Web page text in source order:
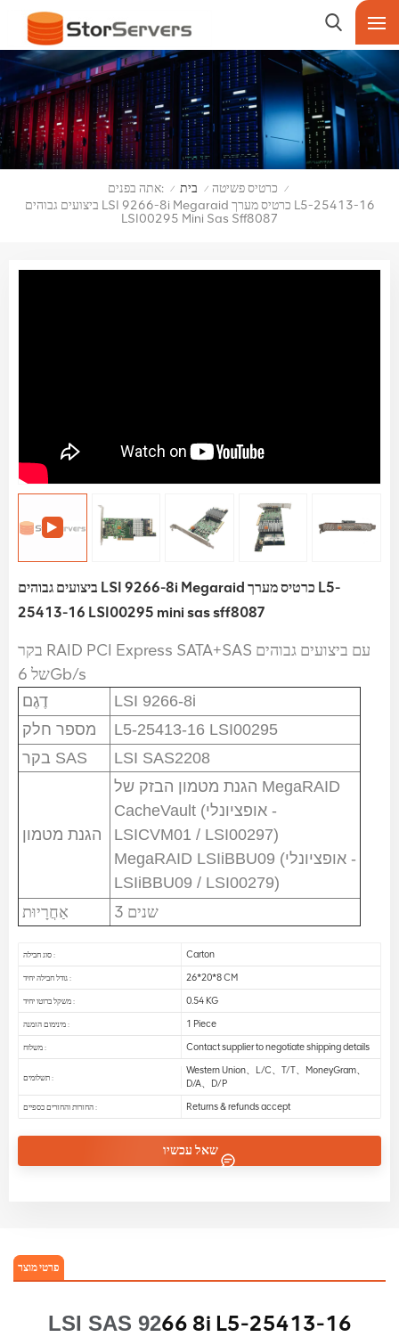
אתה בפנים: / בית / כרטיס פשיטה /
ביצועים גבוהים LSI 9266-8i Megaraid כרטיס מערך L5-25413-16
LSI00295 Mini Sas Sff8087
ביצועים גבוהים LSI 9266-8i Megaraid כרטיס מערך L5-
25413-16 LSI00295 mini sas sff8087
בקר RAID PCI Express SATA+SAS עם ביצועים גבוהים
של 6Gb/s
דֶגֶם
LSI 9266-8i
מספר חלק
L5-25413-16 LSI00295
בקר SAS
LSI SAS2208
הגנת מטמון
הגנת מטמון הבזק של MegaRAID
CacheVault (אופציונלי -
LSICVM01 / LSI00297)
MegaRAID LSIiBBU09 (אופציונלי -
LSIiBBU09 / LSI00279)
אַחֲרָיוּת 3 שנים
סוג חבילה : Carton
גודל חבילה יחיד : 26*20*8 CM
משקל ברוטו יחיד : 0.54 KG
מינימום הזמנה : 1 Piece
משלוח : Contact supplier to negotiate shipping details
תשלומים :
Western Union、L/C、T/T、MoneyGram、
D/A、D/P
החזרות והחזרים כספיים : Returns & refunds accept
שאל עכשיו
פרטי מוצר
LSI SAS 9266 8i L5-25413-16